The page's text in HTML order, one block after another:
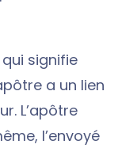
qui signifie
a un lien
L’apôtre
l’envoyé